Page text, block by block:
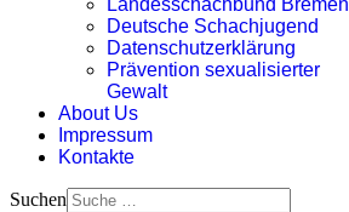
Landesschachbund Bremen
Deutsche Schachjugend
Datenschutzerklärung
Prävention sexualisierter
Gewalt
About Us
Impressum
Kontakte
Suchen